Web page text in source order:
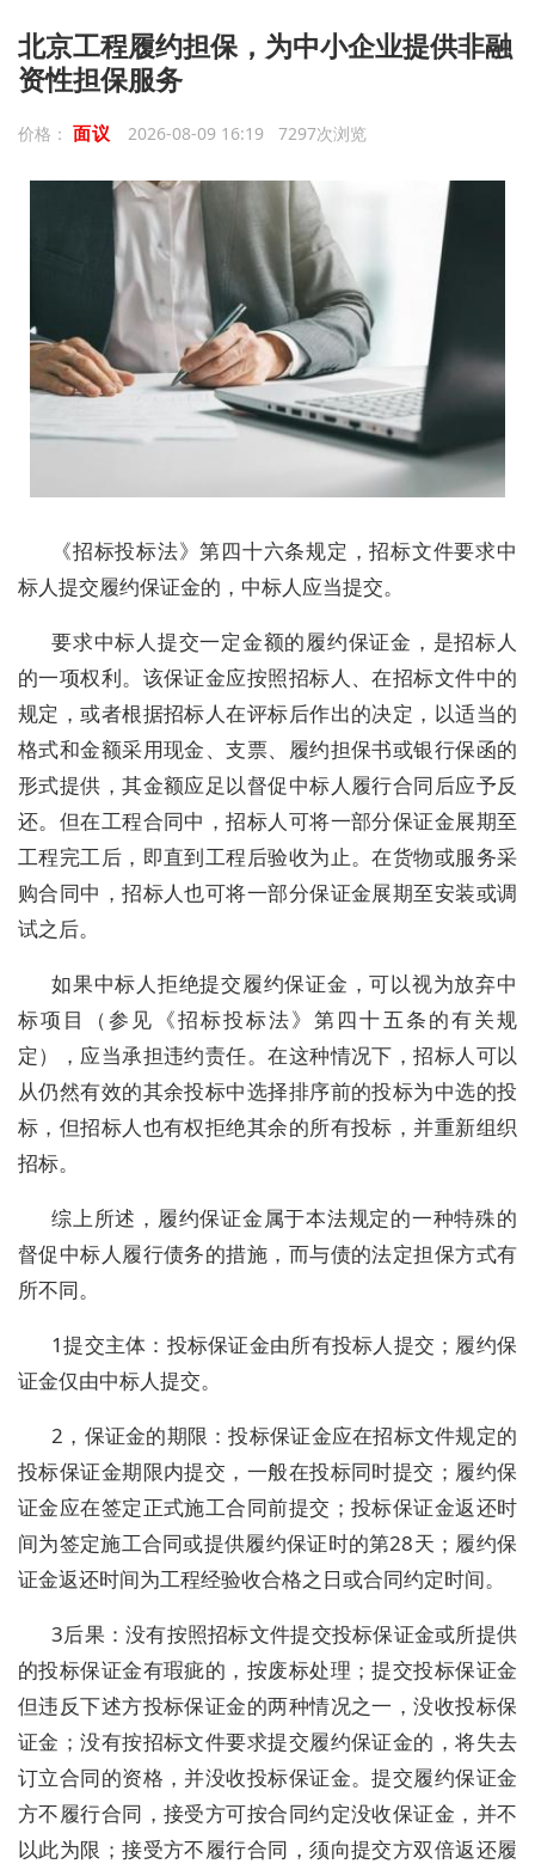
北京工程履约担保，为中小企业提供非融
资性担保服务
价格： 面议 2026-08-09 16:19 7297次浏览
《招标投标法》第四十六条规定，招标文件要求中
标人提交履约保证金的，中标人应当提交。
要求中标人提交一定金额的履约保证金，是招标人
的一项权利。该保证金应按照招标人、在招标文件中的
规定，或者根据招标人在评标后作出的决定，以适当的
格式和金额采用现金、支票、履约担保书或银行保函的
形式提供，其金额应足以督促中标人履行合同后应予反
还。但在工程合同中，招标人可将一部分保证金展期至
工程完工后，即直到工程后验收为止。在货物或服务采
购合同中，招标人也可将一部分保证金展期至安装或调
试之后。
如果中标人拒绝提交履约保证金，可以视为放弃中
标项目（参见《招标投标法》第四十五条的有关规
定），应当承担违约责任。在这种情况下，招标人可以
从仍然有效的其余投标中选择排序前的投标为中选的投
标，但招标人也有权拒绝其余的所有投标，并重新组织
招标。
综上所述，履约保证金属于本法规定的一种特殊的
督促中标人履行债务的措施，而与债的法定担保方式有
所不同。
1提交主体：投标保证金由所有投标人提交；履约保
证金仅由中标人提交。
2，保证金的期限：投标保证金应在招标文件规定的
投标保证金期限内提交，一般在投标同时提交；履约保
证金应在签定正式施工合同前提交；投标保证金返还时
间为签定施工合同或提供履约保证时的第28天；履约保
证金返还时间为工程经验收合格之日或合同约定时间。
3后果：没有按照招标文件提交投标保证金或所提供
的投标保证金有瑕疵的，按废标处理；提交投标保证金
但违反下述方投标保证金的两种情况之一，没收投标保
证金；没有按招标文件要求提交履约保证金的，将失去
订立合同的资格，并没收投标保证金。提交履约保证金
方不履行合同，接受方可按合同约定没收保证金，并不
以此为限；接受方不履行合同，须向提交方双倍返还履